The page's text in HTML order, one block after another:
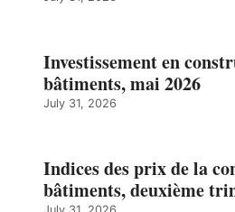
Investissement en
bâtiments, mai 2026
July 31, 2026
Indices des prix de la
bâtiments, deuxième